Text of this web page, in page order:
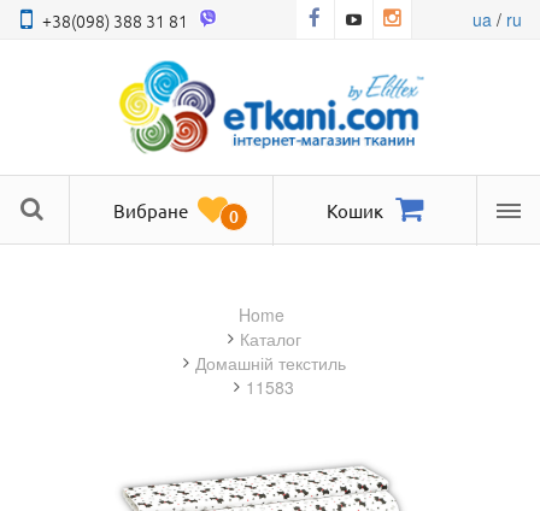
+38(098) 388 31 81 ua/ ru
Вибране 0 Кошик
Home
Каталог
домашній текстиль
11583